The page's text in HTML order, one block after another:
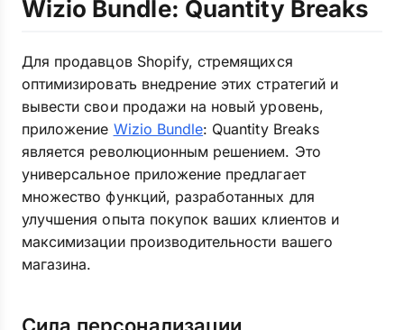
Wizio Bundle: Quantity Breaks
Для продавцов Shopify, стремящихся
оптимизировать внедрение этих стратегий и
вывести свои продажи на новый уровень,
приложение Wizio Bundle: Quantity Breaks
является революционным решением. Это
универсальное приложение предлагает
множество функций, разработанных для
улучшения опыта покупок ваших клиентов и
максимизации производительности вашего
магазина.